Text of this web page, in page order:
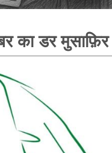
का डर मुसाफ़िर